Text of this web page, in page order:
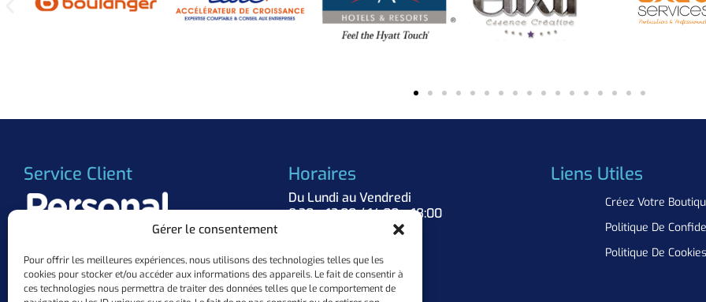
Gérer le consentement
Pour offrir les meilleures expériences, nous utilisons des technologies telles que les
cookies pour stocker et/ou accéder aux informations des appareils. Le fait de consentir à
ces technologies nous permettra de traiter des données telles que le comportement de
Service Client
+33 (0)3.57.84.37.63
contact@personalflocker.com
Horaires
Du Lundi au Vendredi
8:30 – 12:00 / 14:00 – 18:00
Liens Utiles
Créez Votre
Politique De
Politique De